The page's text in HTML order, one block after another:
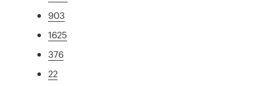
903
1625
376
22